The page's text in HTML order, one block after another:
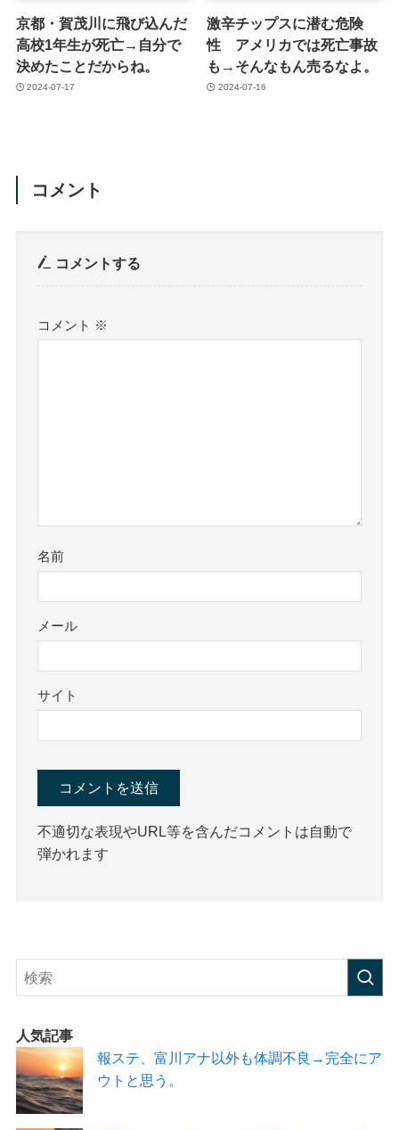
京都・賀茂川に飛び込んだ
高校1年生が死亡→自分で
決めたことだからね。
2024-07-17
激辛チップスに潜む危険
性 アメリカでは死亡事故
も→そんなもん売るなよ。
2024-07-16
コメント
コメントする
コメント ※
名前
メール
サイト
不適切な表現やURL等を含んだコメントは自動で
弾かれます
人気記事
報ステ、富川アナ以外も体調不良→完全にア
ウトと思う。